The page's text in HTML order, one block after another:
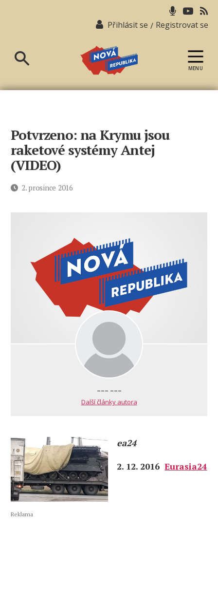
Přihlásit se / Registrovat se
republika
MENU
Potvrzeno: na Krymu jsou
raketové systémy Antej
(VIDEO)
Datum2. prosince 2016
--- ---
Další články autora
ea24
2. 12. 2016Eurasia24
Reklama